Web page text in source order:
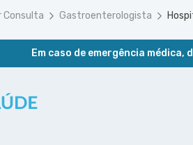
Consulta Gastroenterologista
Em caso de emergência
Pinterest